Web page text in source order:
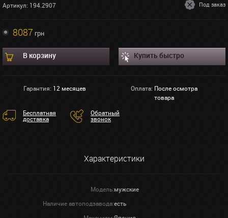
Артикул: 194.2907 Под заказ
8087 грн
В корзину Купить быстро
Гарантия: 12 месяцев Оплата: После осмотра
товара
Бесплатная
доставка
Обратный
звонок
Характеристики
Модель:мужские
Наличие автоподзавода:есть